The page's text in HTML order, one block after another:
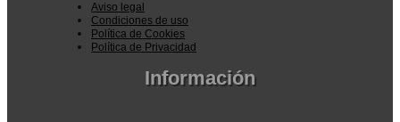
Aviso legal
Condiciones de uso
Política de Cookies
Política de Privacidad
Información